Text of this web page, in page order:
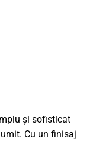
și sofisticat
Cu un finisaj